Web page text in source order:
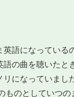
英語になってい
の曲を聴いた
になっていまし
ものとしていつ